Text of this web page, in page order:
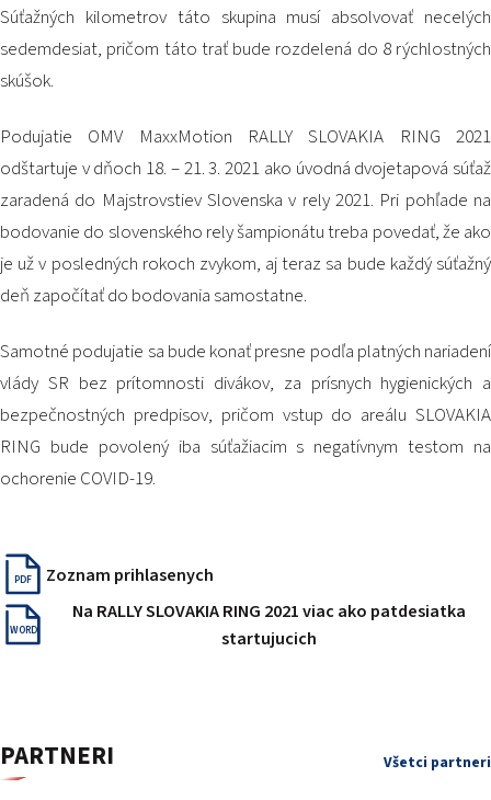
Súťažných kilometrov táto skupina musí absolvovať necelých
sedemdesiat, pričom táto trať bude rozdelená do 8 rýchlostných
skúšok.
Podujatie OMV MaxxMotion RALLY SLOVAKIA RING 2021
odštartuje v dňoch 18. – 21. 3. 2021 ako úvodná dvojetapová súťaž
zaradená do Majstrovstiev Slovenska v rely 2021. Pri pohľade na
bodovanie do slovenského rely šampionátu treba povedať, že ako
je už v posledných rokoch zvykom, aj teraz sa bude každý súťažný
deň započítať do bodovania samostatne.
Samotné podujatie sa bude konať presne podľa platných nariadení
vlády SR bez prítomnosti divákov, za prísnych hygienických a
bezpečnostných predpisov, pričom vstup do areálu SLOVAKIA
RING bude povolený iba súťažiacim s negatívnym testom na
ochorenie COVID-19.
PDF Zoznam prihlasenych
WORD
Na RALLY SLOVAKIA RING 2021 viac ako patdesiatka
startujucich
PARTNERI Všetci partneri